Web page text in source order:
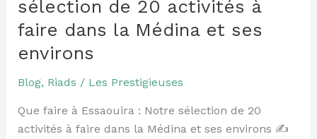
sélection de 20 activités à
faire dans la Médina et ses
environs
Blog, Riads / Les Prestigieuses
Que faire à Essaouira : Notre sélection de 20
activités à faire dans la Médina et ses environs ✍️
sélection
de
activités
à
faire